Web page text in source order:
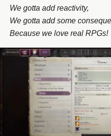
We gotta add reactivity,
We gotta add some
Because we love real RPGs!